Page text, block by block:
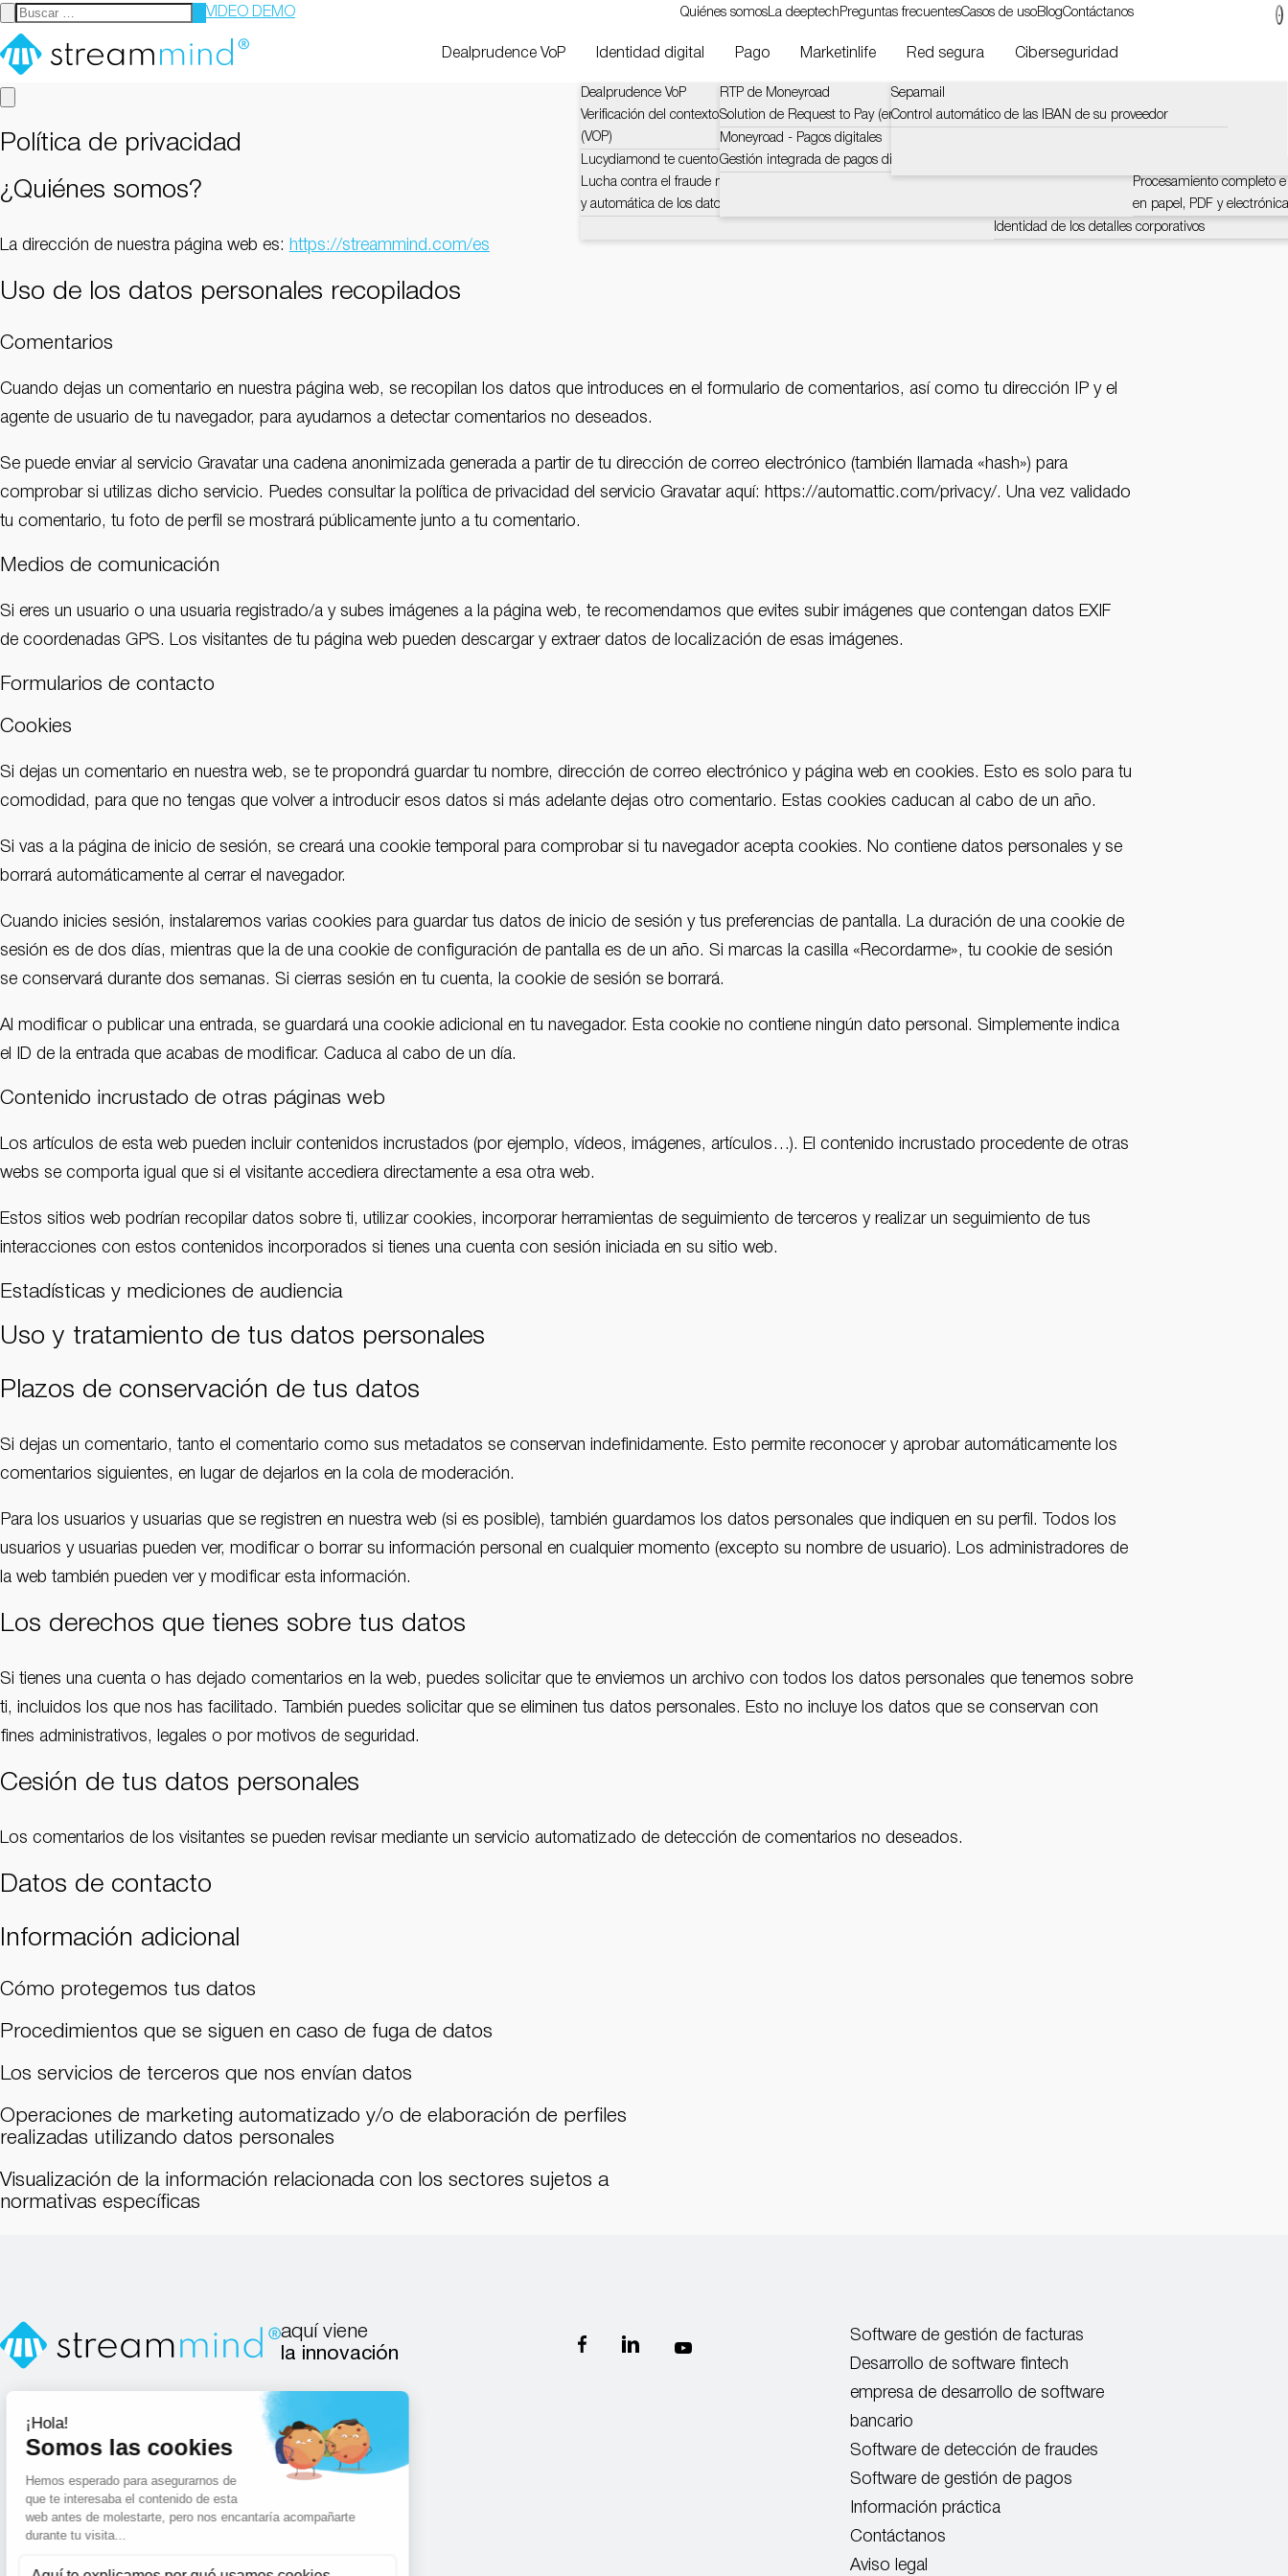
StreamMind
Dealprudence VoP Identidad digital
Dealprudence VoP
Verificación del contexto y los desafíos del beneficiario
(VOP)
Lucydiamond te cuento
Lucha contra el fraude mediante la verificación certificada
y automática de los datos bancarios
Controla y recopila información a través del
correos electrónicos y direcciones IP
Identidad de los detalles corporativos
Pago
RTP de Moneyroad
Solution de Request to Pay (en inglés).
Moneyroad - Pagos digitales
Gestión integrada de pagos digitales
El pago instantáneo
Procesamiento completo
en papel, PDF y
Marketinlife Red segura
Sepamail
Control automático de las IBAN de su proveedor
Ciberseguridad
VIDEO DEMO Quiénes somosLa deeptech Preguntas frecuentesCasos de usoBlogContáctanos
Política de privacidad
¿Quiénes somos?
La dirección de nuestra página web es: https://streammind.com/es
Uso de los datos personales recopilados
Comentarios
Cuando dejas un comentario en nuestra página web, se recopilan los datos que introduces en el formulario de comentarios, así como tu dirección IP y el
agente de usuario de tu navegador, para ayudarnos a detectar comentarios no deseados.
Se puede enviar al servicio Gravatar una cadena anonimizada generada a partir de tu dirección de correo electrónico (también llamada «hash») para
comprobar si utilizas dicho servicio. Puedes consultar la política de privacidad del servicio Gravatar aquí: https://automattic.com/privacy/. Una vez validado
tu comentario, tu foto de perfil se mostrará públicamente junto a tu comentario.
Medios de comunicación
Si eres un usuario o una usuaria registrado/a y subes imágenes a la página web, te recomendamos que evites subir imágenes que contengan datos EXIF
de coordenadas GPS. Los visitantes de tu página web pueden descargar y extraer datos de localización de esas imágenes.
Formularios de contacto
Cookies
Si dejas un comentario en nuestra web, se te propondrá guardar tu nombre, dirección de correo electrónico y página web en cookies. Esto es solo para tu
comodidad, para que no tengas que volver a introducir esos datos si más adelante dejas otro comentario. Estas cookies caducan al cabo de un año.
Si vas a la página de inicio de sesión, se creará una cookie temporal para comprobar si tu navegador acepta cookies. No contiene datos personales y se
borrará automáticamente al cerrar el navegador.
Cuando inicies sesión, instalaremos varias cookies para guardar tus datos de inicio de sesión y tus preferencias de pantalla. La duración de una cookie de
sesión es de dos días, mientras que la de una cookie de configuración de pantalla es de un año. Si marcas la casilla «Recordarme», tu cookie de sesión
se conservará durante dos semanas. Si cierras sesión en tu cuenta, la cookie de sesión se borrará.
Al modificar o publicar una entrada, se guardará una cookie adicional en tu navegador. Esta cookie no contiene ningún dato personal. Simplemente indica
el ID de la entrada que acabas de modificar. Caduca al cabo de un día.
Contenido incrustado de otras páginas web
Los artículos de esta web pueden incluir contenidos incrustados (por ejemplo, vídeos, imágenes, artículos…). El contenido incrustado procedente de otras
webs se comporta igual que si el visitante accediera directamente a esa otra web.
Estos sitios web podrían recopilar datos sobre ti, utilizar cookies, incorporar herramientas de seguimiento de terceros y realizar un seguimiento de tus
interacciones con estos contenidos incorporados si tienes una cuenta con sesión iniciada en su sitio web.
Estadísticas y mediciones de audiencia
Uso y tratamiento de tus datos personales
Plazos de conservación de tus datos
Si dejas un comentario, tanto el comentario como sus metadatos se conservan indefinidamente. Esto permite reconocer y aprobar automáticamente los
comentarios siguientes, en lugar de dejarlos en la cola de moderación.
Para los usuarios y usuarias que se registren en nuestra web (si es posible), también guardamos los datos personales que indiquen en su perfil. Todos los
usuarios y usuarias pueden ver, modificar o borrar su información personal en cualquier momento (excepto su nombre de usuario). Los administradores de
la web también pueden ver y modificar esta información.
Los derechos que tienes sobre tus datos
Si tienes una cuenta o has dejado comentarios en la web, puedes solicitar que te enviemos un archivo con todos los datos personales que tenemos sobre
ti, incluidos los que nos has facilitado. También puedes solicitar que se eliminen tus datos personales. Esto no incluye los datos que se conservan con
fines administrativos, legales o por motivos de seguridad.
Cesión de tus datos personales
Los comentarios de los visitantes se pueden revisar mediante un servicio automatizado de detección de comentarios no deseados.
Datos de contacto
Información adicional
Cómo protegemos tus datos
Procedimientos que se siguen en caso de fuga de datos
Los servicios de terceros que nos envían datos
Operaciones de marketing automatizado y/o de elaboración de perfiles
realizadas utilizando datos personales
Visualización de la información relacionada con los sectores sujetos a
normativas específicas
aquí viene
la innovación
Software de gestión de facturas
Desarrollo de software fintech
empresa de desarrollo de software
bancario
Software de detección de fraudes
Software de gestión de pagos
Información práctica
Contáctanos
Aviso legal